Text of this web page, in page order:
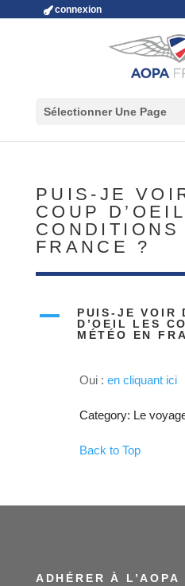
connexion
Sélectionner Une Page
PUIS-JE
COUP
CONDITIONS
FRANCE ?
A
PUIS-JE VOIR
D’OEIL LES
MÉTÉO EN
Oui : en cliquant ici
Category: Le
Back to Top
ADHÉRER À L’AOPA